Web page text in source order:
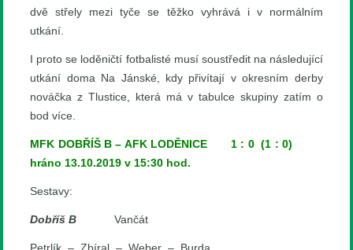
dvě střely mezi tyče se těžko vyhrává i v normálním
utkání.
I proto se loděničtí fotbalisté musí soustředit na následující
utkání doma Na Jánské, kdy přivítají v okresním derby
nováčka z Tlustice, která má v tabulce skupiny zatím o
bod více.
MFK DOBŘÍŠ B – AFK LODĚNICE 1 : 0 (1 : 0)
hráno 13.10.2019 v 15:30 hod.
Sestavy:
Dobříš B Vančát